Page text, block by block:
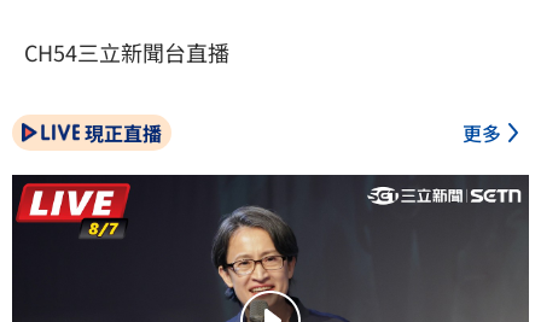
CH54三立新聞台直播
現正直播 更多